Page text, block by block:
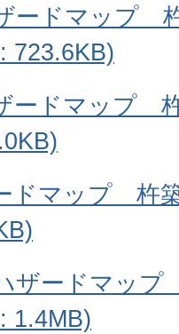
ードマップ
723.6KB)
ードマップ
ドマップ 杵
ザードマッ
1.4MB)